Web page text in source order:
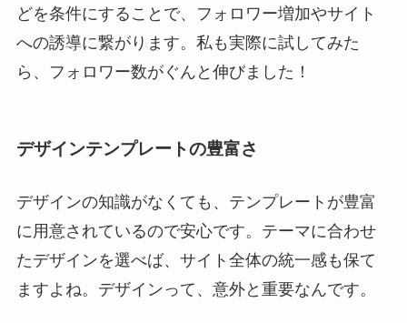
どを条件にすることで、フォロワー増加やサイト
への誘導に繋がります。私も実際に試してみた
ら、フォロワー数がぐんと伸びました！
デザインテンプレートの豊富さ
デザインの知識がなくても、テンプレートが豊富
に用意されているので安心です。テーマに合わせ
たデザインを選べば、サイト全体の統一感も保て
ますよね。デザインって、意外と重要なんです。